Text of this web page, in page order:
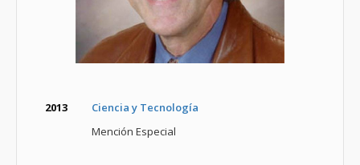
2013
Ciencia y Tecnología
Mención Especial